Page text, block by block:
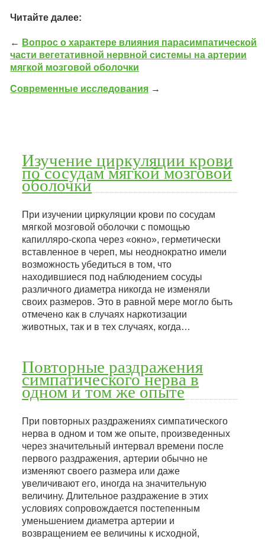
Читайте далее:
← Вопрос о характере влияния парасимпатической
части вегетативной нервной системы на артерии
мягкой мозговой оболочки
Современные исследования →
Изучение циркуляции крови
по сосудам мягкой мозговой
оболочки
При изучении циркуляции крови по сосудам
мягкой мозговой оболочки с помощью
капилляро-скопа через «окно», герметически
вставленное в череп, мы неоднократно имели
возможность убедиться в том, что
находившиеся под наблюдением сосуды
различного диаметра никогда не изменяли
своих размеров. Это в равной мере могло быть
отмечено как в случаях наркотизации
животных, так и в тех случаях, когда…
Повторные раздражения
симпатического нерва в
одном и том же опыте
При повторных раздражениях симпатического
нерва в одном и том же опыте, произведенных
через значительный интервал времени после
первого раздражения, артерии обычно не
изменяют своего размера или даже
увеличивают его, иногда на значительную
величину. Длительное раздражение в этих
условиях сопровождается постепенным
уменьшением диаметра артерии и
возвращением ее величины к исходной,